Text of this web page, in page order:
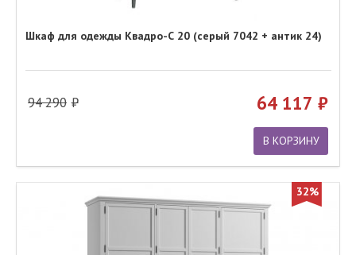
Шкаф для одежды Квадро-С 20 (серый 7042 + антик 24)
94 290 64 117
В КОРЗИНУ
32%